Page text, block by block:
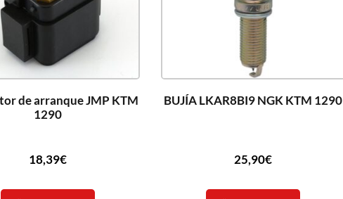
de arranque JMP KTM
1290
18,39€
BUJÍA LKAR8BI9 NGK KTM 1290
25,90€